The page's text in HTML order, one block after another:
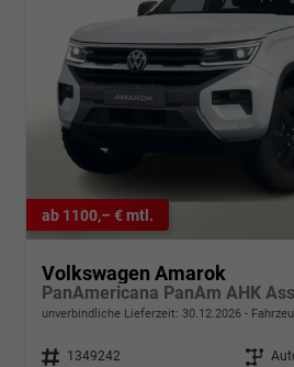
ab 1100,– € mtl.
Volkswagen Amarok
unverbindliche Lieferzeit: 30.12.2026
Fahrzeugnr. 1349242 Getriebe